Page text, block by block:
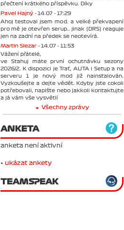
přečtení krátkého příspěvku. Díky
Pavel Hajný - 14.07 - 17:29
Ahoj testoval jsem mod. a velké překvapení
pro mě je otevřen serup.. jinak (DRS) reaguje
jen na zadní na předek se neotevírá.
Martin Slezar - 14.07 - 11:53
Vážení přátelé,
ve Stahuj máte první ochutnávku sezony
2026/2. K dispozici je Trať, AUTA i Setup a na
serveru 1 je nový mod již nainstalován.
Vyzkoušejte a dejte vědět. Kdyby jste cokoli
potřebovali, napište nebo jakkoli kontaktujte
a já vám vše vysvětlí
Všechny zprávy
ANKETA
anketa není aktivní
• ukázat ankety
TEAMSPEAK